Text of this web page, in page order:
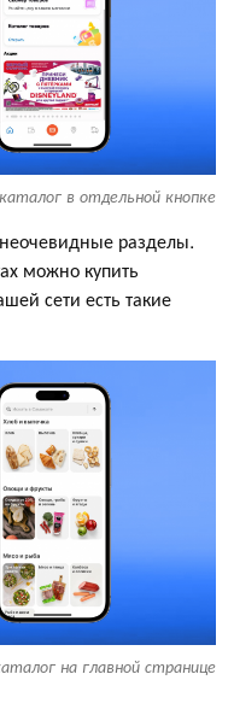
в отдельной кнопке
разделы.
можно купить
сети есть такие
на главной странице